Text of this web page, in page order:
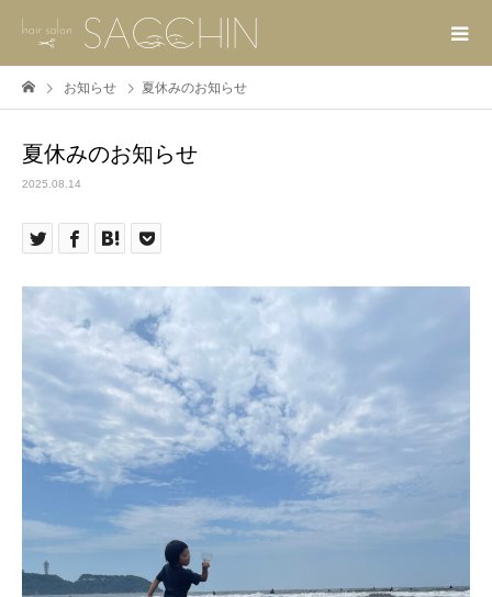
お知らせ 夏休みのお知らせ
夏休みのお知らせ
2025.08.14